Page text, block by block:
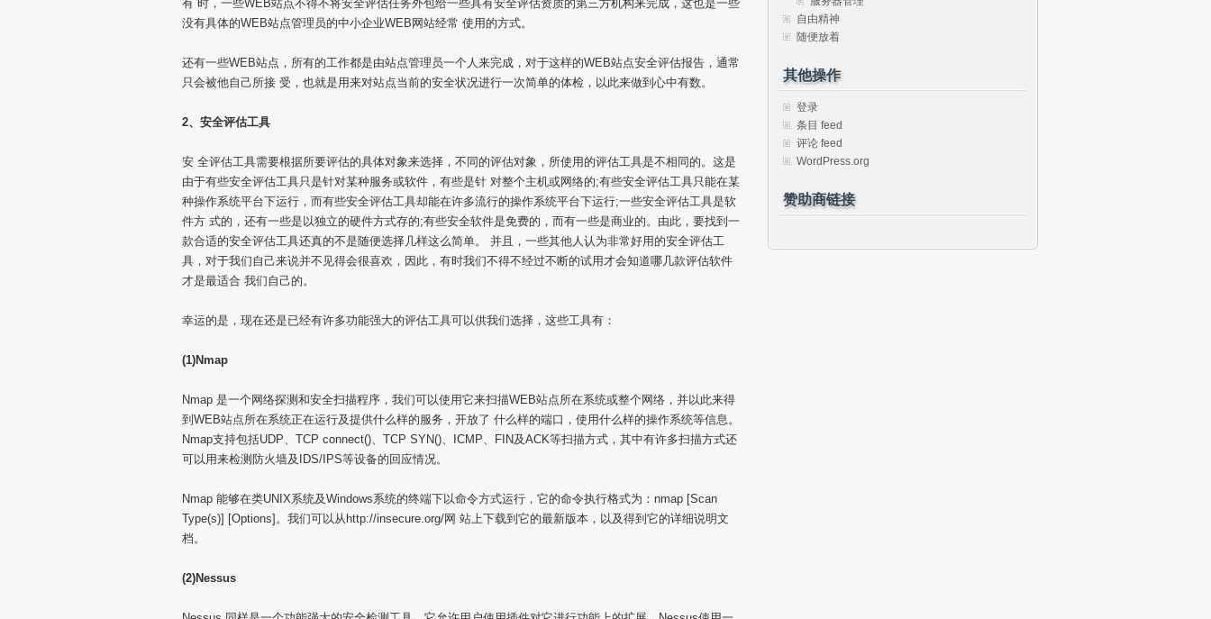
有 时，一些WEB站点不得不将安全评估任务外包给一些具有安全评估资质的第三方机构来完成，这也是一些
没有具体的WEB站点管理员的中小企业WEB网站经常 使用的方式。
还有一些WEB站点，所有的工作都是由站点管理员一个人来完成，对于这样的WEB站点安全评估报告，通常
只会被他自己所接 受，也就是用来对站点当前的安全状况进行一次简单的体检，以此来做到心中有数。
2、安全评估工具
安 全评估工具需要根据所要评估的具体对象来选择，不同的评估对象，所使用的评估工具是不相同的。这是
由于有些安全评估工具只是针对某种服务或软件，有些是针 对整个主机或网络的;有些安全评估工具只能在某
种操作系统平台下运行，而有些安全评估工具却能在许多流行的操作系统平台下运行;一些安全评估工具是软
件方 式的，还有一些是以独立的硬件方式存的;有些安全软件是免费的，而有一些是商业的。由此，要找到一
款合适的安全评估工具还真的不是随便选择几样这么简单。 并且，一些其他人认为非常好用的安全评估工
具，对于我们自己来说并不见得会很喜欢，因此，有时我们不得不经过不断的试用才会知道哪几款评估软件
才是最适合 我们自己的。
幸运的是，现在还是已经有许多功能强大的评估工具可以供我们选择，这些工具有：
(1)Nmap
Nmap 是一个网络探测和安全扫描程序，我们可以使用它来扫描WEB站点所在系统或整个网络，并以此来得
到WEB站点所在系统正在运行及提供什么样的服务，开放了 什么样的端口，使用什么样的操作系统等信息。
Nmap支持包括UDP、TCP connect()、TCP SYN()、ICMP、FIN及ACK等扫描方式，其中有许多扫描方式还
可以用来检测防火墙及IDS/IPS等设备的回应情况。
Nmap 能够在类UNIX系统及Windows系统的终端下以命令方式运行，它的命令执行格式为：nmap [Scan
Type(s)] [Options]。我们可以从http://insecure.org/网 站上下载到它的最新版本，以及得到它的详细说明文
档。
(2)Nessus
自由精神
随便放着
其他操作
登录
条目 feed
评论 feed
WordPress.org
赞助商链接